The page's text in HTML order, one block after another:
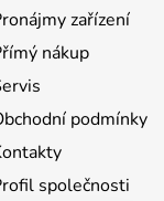
zařízení
nákup
podmínky
společnosti